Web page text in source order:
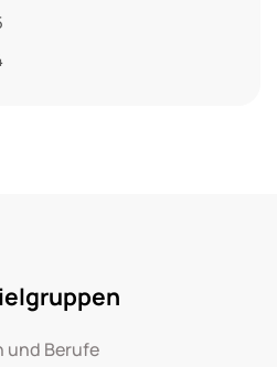
und Berufe